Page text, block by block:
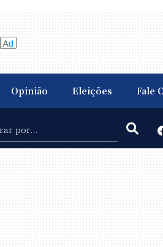
Opinião Eleições Fale